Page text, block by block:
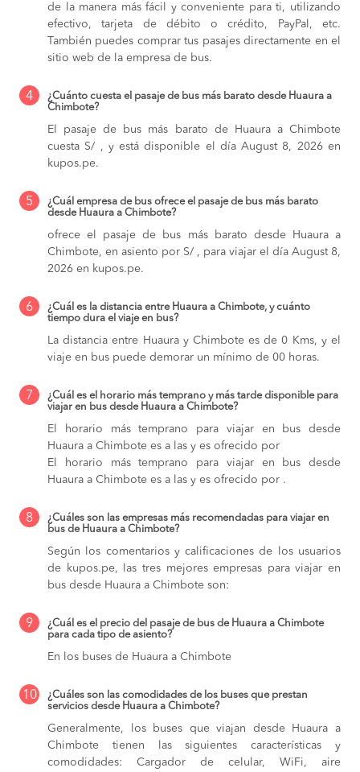
de la manera más fácil y conveniente para ti, utilizando
efectivo, tarjeta de débito o crédito, PayPal, etc.
También puedes comprar tus pasajes directamente en el
sitio web de la empresa de bus.
4
¿Cuánto cuesta el pasaje de bus más barato desde Huaura a
Chimbote?
El pasaje de bus más barato de Huaura a Chimbote
cuesta S/ , y está disponible el día August 8, 2026 en
kupos.pe.
5
¿Cuál empresa de bus ofrece el pasaje de bus más barato
desde Huaura a Chimbote?
ofrece el pasaje de bus más barato desde Huaura a
Chimbote, en asiento por S/ , para viajar el día August 8,
2026 en kupos.pe.
6
¿Cuál es la distancia entre Huaura a Chimbote, y cuánto
tiempo dura el viaje en bus?
La distancia entre Huaura y Chimbote es de 0 Kms, y el
viaje en bus puede demorar un mínimo de 00 horas.
7
¿Cuál es el horario más temprano y más tarde disponible para
viajar en bus desde Huaura a Chimbote?
El horario más temprano para viajar en bus desde
Huaura a Chimbote es a las y es ofrecido por
El horario más temprano para viajar en bus desde
Huaura a Chimbote es a las y es ofrecido por .
8
¿Cuáles son las empresas más recomendadas para viajar en
bus de Huaura a Chimbote?
Según los comentarios y calificaciones de los usuarios
de kupos.pe, las tres mejores empresas para viajar en
bus desde Huaura a Chimbote son:
9
¿Cuál es el precio del pasaje de bus de Huaura a Chimbote
para cada tipo de asiento?
En los buses de Huaura a Chimbote
10
¿Cuáles son las comodidades de los buses que prestan
servicios desde Huaura a Chimbote?
Generalmente, los buses que viajan desde Huaura a
Chimbote tienen las siguientes características y
comodidades: Cargador de celular, WiFi, aire